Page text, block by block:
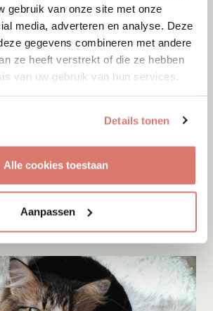
gebruik van onze site met onze
media, adverteren en analyse. Deze
gegevens combineren met andere
ze heeft verstrekt of die ze hebben
van uw gebruik van hun services.
Details tonen
Alle cookies toestaan
Aanpassen